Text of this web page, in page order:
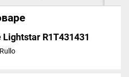
R1T431431